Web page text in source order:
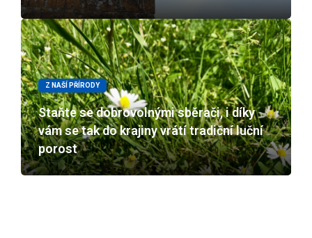
Z NAŠÍ PŘÍRODY
Staňte se dobrovolnými sběrači, i díky
vám se tak do krajiny vrátí tradiční luční
porost